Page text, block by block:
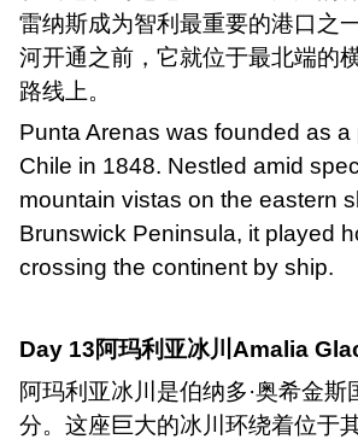
雷纳斯成为智利最重要的港口之
河开通之前，它就位于最北端的
路线上。
Punta Arenas was founded as
Chile in 1848. Nestled amid
mountain vistas on the eastern
Brunswick Peninsula, it played
crossing the continent by ship.
Day 13阿玛利亚冰川 Amalia
阿玛利亚冰川是伯纳多·奥希金斯
分。这座巨大的冰川环绕着位于